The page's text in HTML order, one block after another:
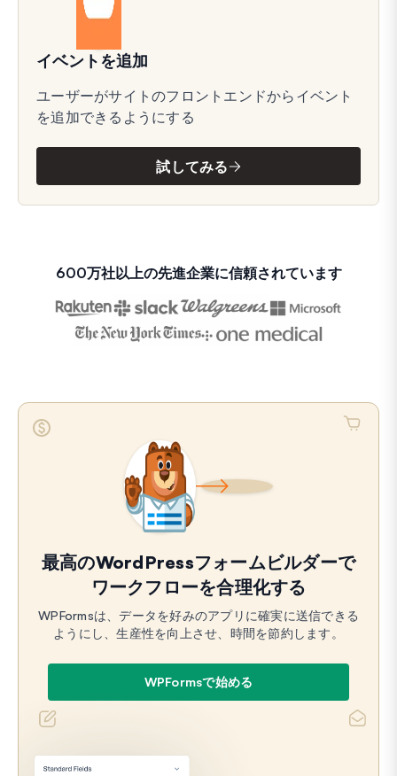
イベントを追加
ユーザーがサイトのフロントエンドからイベント
を追加できるようにする
試してみる
600万社以上の先進企業に信頼されています
最高のWordPressフォームビルダーで
ワークフローを合理化する
WPFormsは、データを好みのアプリに確実に送信できる
ようにし、生産性を向上させ、時間を節約します。
WPFormsで始める